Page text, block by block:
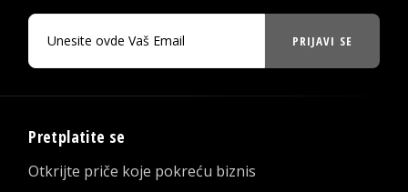
PRIJAVI SE
Pretplatite se
Otkrijte priče koje pokreću biznis